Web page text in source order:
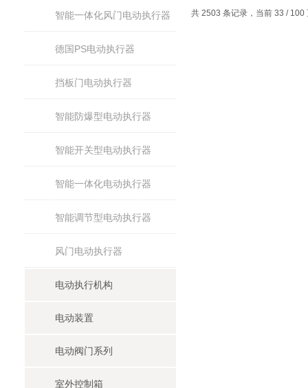
智能一体化风门电动执行器
德国PS电动执行器
挡板门电动执行器
智能防爆型电动执行器
智能开关型电动执行器
智能一体化电动执行器
智能调节型电动执行器
风门电动执行器
电动执行机构
电动装置
电动阀门系列
室外控制箱
共 2503 条记录，当前 33 /